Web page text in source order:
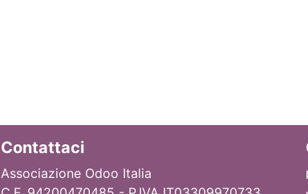
Contattaci
Associazione Odoo Italia